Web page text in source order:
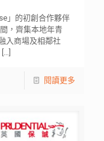
」的初創合作夥伴
，齊集本地年青
入商場及相鄰社
[…]
閱讀更多